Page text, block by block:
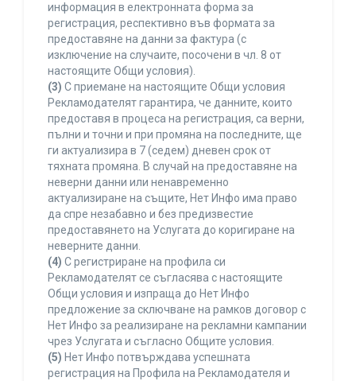
информация в електронната форма за
регистрация, респективно във формата за
предоставяне на данни за фактура (с
изключение на случаите, посочени в чл. 8 от
настоящите Общи условия).
(3) С приемане на настоящите Общи условия
Рекламодателят гарантира, че данните, които
предоставя в процеса на регистрация, са верни,
пълни и точни и при промяна на последните, ще
ги актуализира в 7 (седем) дневен срок от
тяхната промяна. В случай на предоставяне на
неверни данни или ненавременно
актуализиране на същите, Нет Инфо има право
да спре незабавно и без предизвестие
предоставянето на Услугата до коригиране на
неверните данни.
(4) С регистриране на профила си
Рекламодателят се съгласява с настоящите
Общи условия и изпраща до Нет Инфо
предложение за сключване на рамков договор с
Нет Инфо за реализиране на рекламни кампании
чрез Услугата и съгласно Общите условия.
(5) Нет Инфо потвърждава успешната
регистрация на Профила на Рекламодателя и